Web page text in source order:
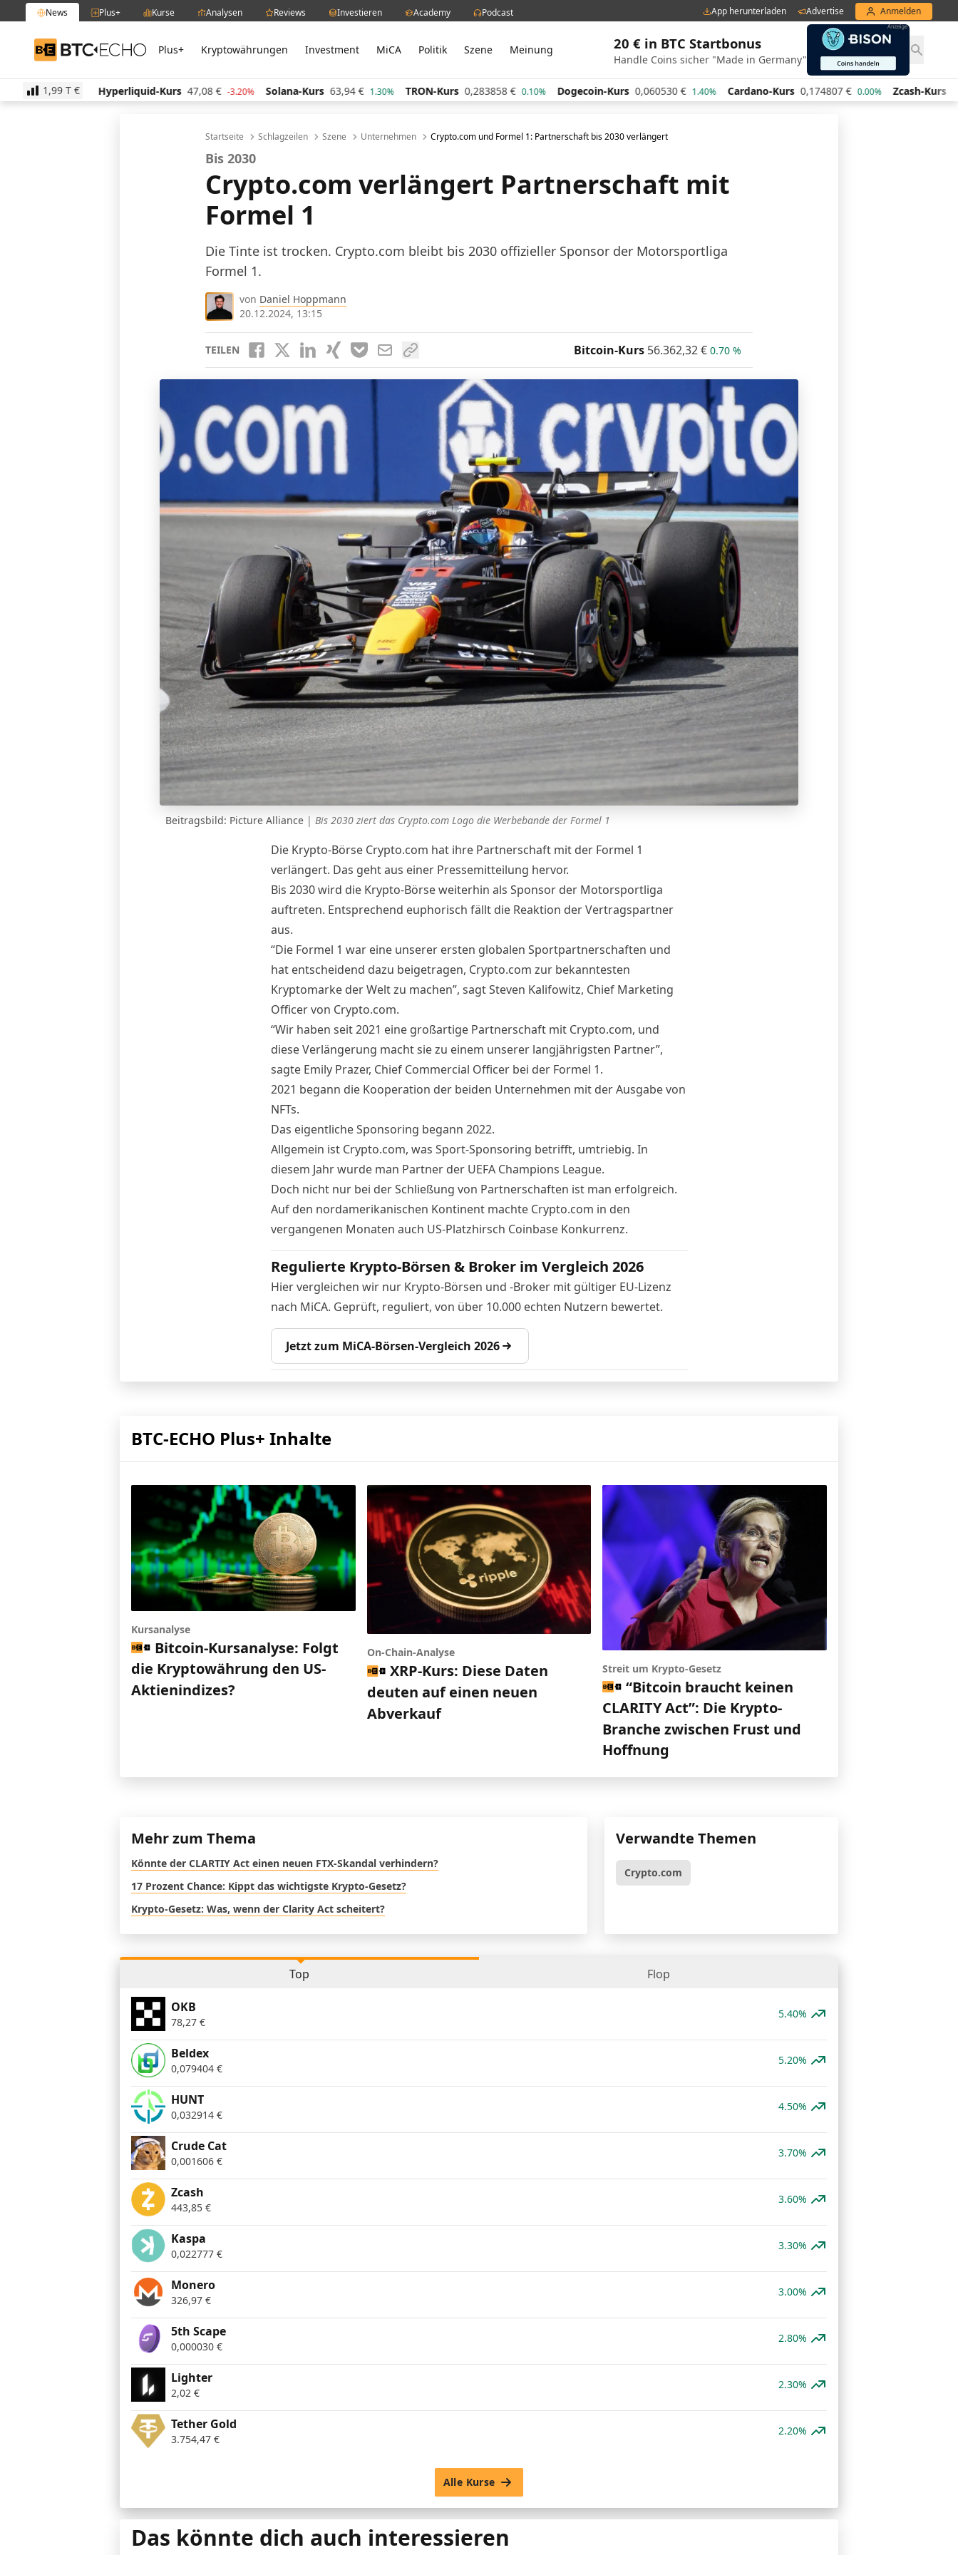
News Plus+ Kurse Analysen Reviews Investieren Academy Podcast App herunterladen Advertise Anmelden
BTC-ECHO Plus+ Kryptowährungen Investment MiCA Politik Szene Meinung 20 € in BTC Startbonus
Handle Coins sicher "Made in Germany"
1,99 T €
0.40% Hyperliquid-Kurs 47,08 € -3.20% Solana-Kurs 63,94 € 1.30% TRON-Kurs 0,283858 € 0.10% Dogecoin-Kurs 0,060530 € 1.40% Cardano-Kurs 0,174807 € 0.00% Zcash-Kurs 443,85 €
Startseite Schlagzeilen Szene Unternehmen Crypto.com und Formel 1: Partnerschaft bis 2030 verlängert
Bis 2030
Crypto.com verlängert Partnerschaft mit
Formel 1
Die Tinte ist trocken. Crypto.com bleibt bis 2030 offizieller Sponsor der Motorsportliga
Formel 1.
von Daniel Hoppmann
20.12.2024, 13:15
TEILEN Bitcoin-Kurs 56.362,32€ 0.70 %
Beitragsbild: Picture Alliance | Bis 2030 ziert das Crypto.com Logo die Werbebande der Formel 1
Die Krypto-Börse Crypto.com hat ihre Partnerschaft mit der Formel 1
verlängert. Das geht aus einer Pressemitteilung hervor.
Bis 2030 wird die Krypto-Börse weiterhin als Sponsor der Motorsportliga
auftreten. Entsprechend euphorisch fällt die Reaktion der Vertragspartner
aus.
“Die Formel 1 war eine unserer ersten globalen Sportpartnerschaften und
hat entscheidend dazu beigetragen, Crypto.com zur bekanntesten
Kryptomarke der Welt zu machen”, sagt Steven Kalifowitz, Chief Marketing
Officer von Crypto.com.
“Wir haben seit 2021 eine großartige Partnerschaft mit Crypto.com, und
diese Verlängerung macht sie zu einem unserer langjährigsten Partner”,
sagte Emily Prazer, Chief Commercial Officer bei der Formel 1.
2021 begann die Kooperation der beiden Unternehmen mit derAusgabe von
NFTs.
Das eigentlicheSponsoring begann 2022.
Allgemein ist Crypto.com, was Sport-Sponsoring betrifft, umtriebig. In
diesem Jahr wurde man Partner der UEFA Champions League.
Doch nicht nur bei der Schließung von Partnerschaften ist man erfolgreich.
Auf den nordamerikanischen Kontinentmachte Crypto.com in den
vergangenen Monaten auch US-Platzhirsch Coinbase Konkurrenz.
Regulierte Krypto-Börsen & Broker im Vergleich 2026
Hier vergleichen wir nur Krypto-Börsen und -Broker mit gültiger EU-Lizenz
nach MiCA. Geprüft, reguliert, von über 10.000 echten Nutzern bewertet.
Jetzt zum MiCA-Börsen-Vergleich 2026
BTC-ECHO Plus+ Inhalte
Kursanalyse
Bitcoin-Kursanalyse: Folgt
die Kryptowährung den US-
Aktienindizes?
On-Chain-Analyse
XRP-Kurs: Diese Daten
deuten auf einen neuen
Abverkauf
Streit um Krypto-Gesetz
“Bitcoin braucht keinen
CLARITY Act”: Die Krypto-
Branche zwischen Frust und
Hoffnung
Mehr zum Thema
Könnte der CLARTIY Act einen neuen FTX-Skandal verhindern?
17 Prozent Chance: Kippt das wichtigste Krypto-Gesetz?
Krypto-Gesetz: Was, wenn der Clarity Act scheitert?
Verwandte Themen
Crypto.com
Top Flop
OKB
78,27 €
5.40%
Beldex
0,079404 €
5.20%
HUNT
0,032914 €
4.50%
Crude Cat
0,001606 €
3.70%
Zcash
443,85 €
3.60%
Kaspa
0,022777 €
3.30%
Monero
326,97 €
3.00%
5th Scape
0,000030 €
2.80%
Lighter
2,02 €
2.30%
Tether Gold
3.754,47 €
2.20%
Alle Kurse
Das könnte dich auch interessieren